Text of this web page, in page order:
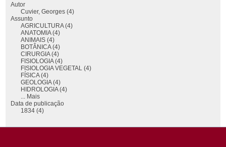
Autor
Cuvier, Georges (4)
Assunto
AGRICULTURA (4)
ANATOMIA (4)
ANIMAIS (4)
BOTÂNICA (4)
CIRURGIA (4)
FISIOLOGIA (4)
FISIOLOGIA VEGETAL (4)
FÍSICA (4)
GEOLOGIA (4)
HIDROLOGIA (4)
... Mais
Data de publicação
1834 (4)